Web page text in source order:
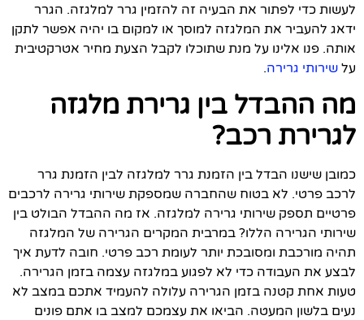
לעשות כדי לפתור את הבעיה זה להזמין גרר למלגזה. הגרר
ידאג להעביר את המלגזה למוסך או למקום בו יהיה אפשר לתקן
אותה. פנו אלינו על מנת שתוכלו לקבל הצעת מחיר אטרקטיבית
על שירותי גרירה.
מה ההבדל בין גרירת מלגזה
לגרירת רכב?
כמובן שישנו הבדל בין הזמנת גרר למלגזה לבין הזמנת גרר
לרכב פרטי. לא בטוח שהחברה שמספקת שירותי גרירה לרכבים
פרטיים תספק שירותי גרירה למלגזה. אז מה ההבדל הבולט בין
שירותי הגרירה הללו? במרבית המקרים הגרירה של המלגזה
תהיה מורכבת ומסובכת יותר לעומת רכב פרטי. חובה לדעת איך
לבצע את העבודה כדי לא לפגוע במלגזה עצמה בזמן הגרירה.
טעות אחת קטנה בזמן הגרירה עלולה להעמיד אתכם במצב לא
נעים בלשון המעטה. הביאו את עצמכם למצב בו אתם פונים